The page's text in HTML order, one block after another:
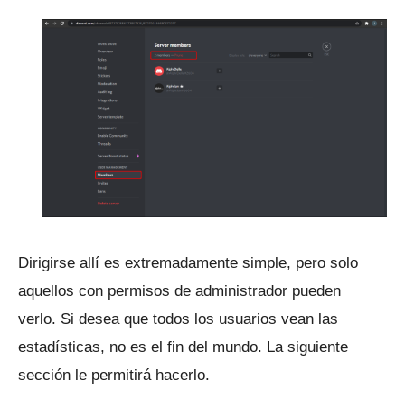
Dirigirse allí es extremadamente simple, pero solo
aquellos con permisos de administrador pueden
verlo. Si desea que todos los usuarios vean las
estadísticas, no es el fin del mundo. La siguiente
sección le permitirá hacerlo.